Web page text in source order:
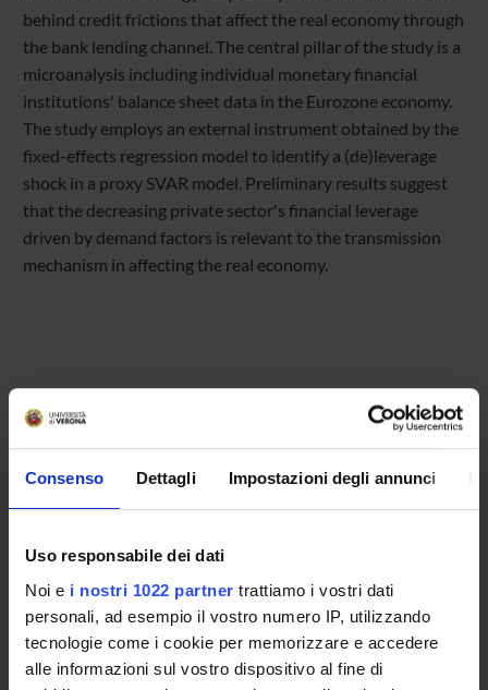
Consenso Dettagli Impostazioni degli annunci
Uso responsabile dei dati
Noi e i nostri 1022 partner trattiamo i vostri dati
personali, ad esempio il vostro numero IP, utilizzando
tecnologie come i cookie per memorizzare e accedere
alle informazioni sul vostro dispositivo al fine di
behind credit frictions that affect the real economy through
the bank lending channel. The central pillar of the study is a
microanalysis including individual monetary financial
institutions' balance sheet data in the Eurozone economy.
The study employs an external instrument obtained by the
fixed-effects regression model to identify a (de)leverage
shock in a proxy SVAR model. Preliminary results suggest
that the decreasing private sector's financial leverage
driven by demand factors is relevant to the transmission
mechanism in affecting the real economy.
Referente
Simone Quercia
OFFERTA FORMATIVA